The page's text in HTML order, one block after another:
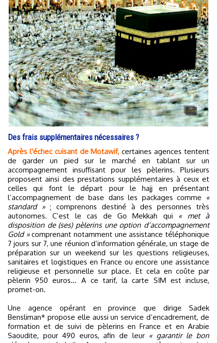
Des frais supplémentaires nécessaires ?
Après l'échec cuisant de Motawif, certaines agences tentent
de garder un pied sur le marché en tablant sur un
accompagnement insuffisant pour les pèlerins. Plusieurs
proposent ainsi des prestations supplémentaires à ceux et
celles qui font le départ pour le hajj en présentant
l’accompagnement de base dans les packages comme
«
standard »; comprenons destiné à des personnes très
autonomes. C’est le cas de Go Mekkah qui « met à
disposition de (ses) pèlerins une option d’accompagnement
Gold »comprenant notamment une assistance téléphonique
7 jours sur 7, une réunion d’information générale, un stage de
préparation sur un weekend sur les questions religieuses,
sanitaires et logistiques en France ou encore une assistance
religieuse et personnelle sur place. Et cela en coûte par
pèlerin 950 euros… A ce tarif, la carte SIM est incluse,
promet-on.
Une agence opérant en province que dirige Sadek
Bensliman* propose elle aussi un service d’encadrement, de
formation et de suivi de pèlerins en France et en Arabie
Saoudite, pour 490 euros, afin de leur « garantir le bon